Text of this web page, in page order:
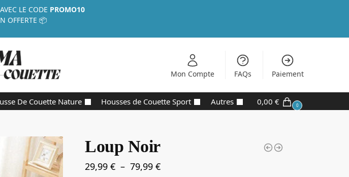
LE CODE PROMO10
OFFERTE 📦
Mon Compte FAQs Paiement
De Couette Nature Housses de Couette Sport Autres 0,00 € 0
Loup Noir
29,99€ – 79,99€